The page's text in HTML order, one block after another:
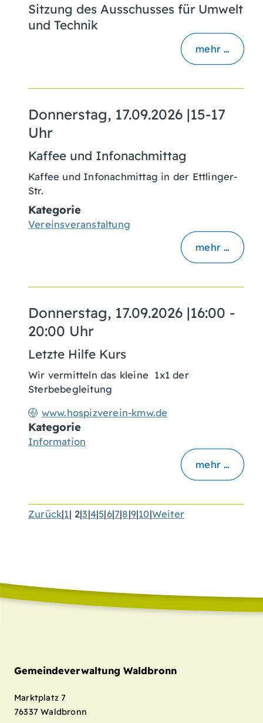
Sitzung des Ausschusses für Umwelt
und Technik
mehr …
Donnerstag, 17.09.2026 |15-17
Uhr
Kaffee und Infonachmittag
Kaffee und Infonachmittag in der Ettlinger-
Str.
Kategorie
Vereinsveranstaltung
mehr …
Donnerstag, 17.09.2026 |16:00 -
20:00 Uhr
Letzte Hilfe Kurs
www.hospizverein-kmw.de
Wir vermitteln das kleine 1x1 der
Sterbebegleitung
Kategorie
Information
mehr …
Zurück|1| 2|3|4|5|6|7|8|9|10|Weiter
Gemeindeverwaltung Waldbronn
Marktplatz 7
76337 Waldbronn